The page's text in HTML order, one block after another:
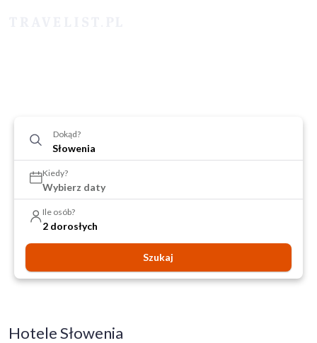
Dokąd?
Kiedy?
Wybierz daty
Ile osób?
2 dorosłych
Szukaj
Hotele Słowenia